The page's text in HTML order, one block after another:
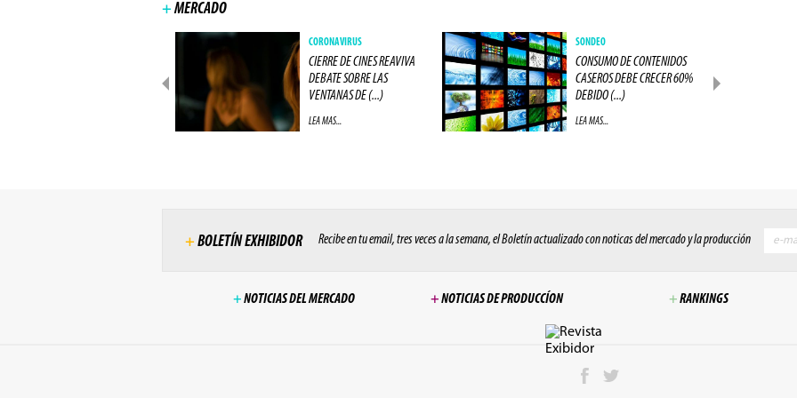
+MERCADO
CORONAVIRUS
CIERRE DE CINES REAVIVA
DEBATE SOBRE LAS
VENTANAS DE (...)
LEA MAS...
SONDEO
CONSUMO DE CONTENIDOS
CASEROS DEBE CRECER 60%
DEBIDO (...)
LEA MAS...
+ BOLETÍN EXHIBIDOR Recibe en tu email, tres veces a la semana, el Boletín actualizado con noticas del mercado y la producción
+NOTICIAS DEL MERCADO +NOTICIAS DE PRODUCCÍON +RANKINGS